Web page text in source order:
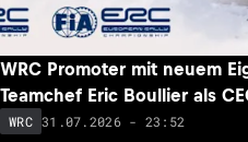
WRC Promoter mit neuem
Teamchef Eric Boullier als
WRC 31.07.2026 - 23:52